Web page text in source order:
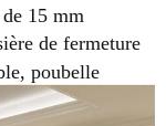
15 mm
de fermeture
poubelle